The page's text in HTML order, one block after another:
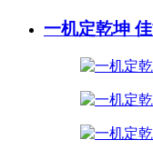
一机定乾坤